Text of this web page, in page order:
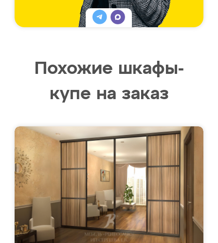
Похожие шкафы-
купе на заказ